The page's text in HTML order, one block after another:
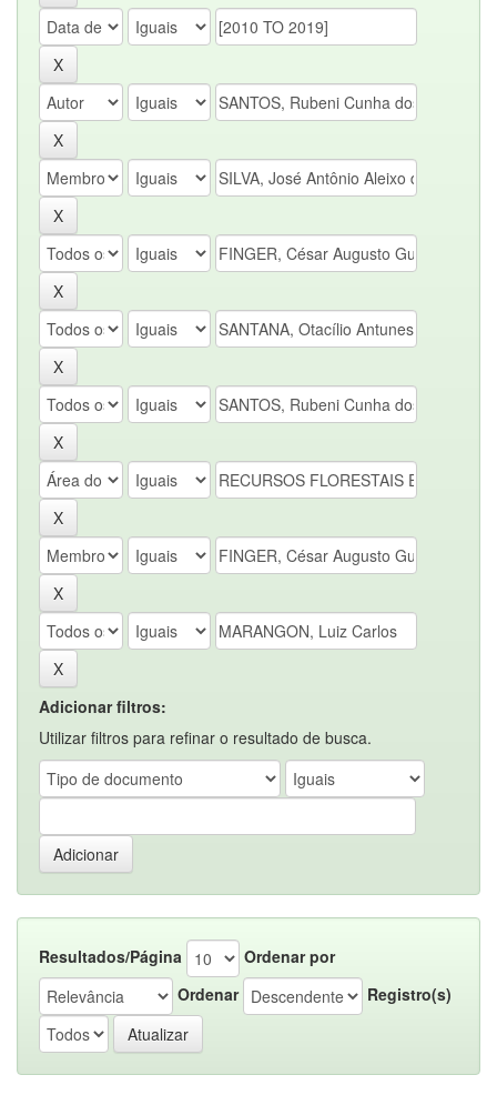
Adicionar filtros:
Utilizar filtros para refinar o resultado de busca.
Resultados/Página
Ordenar por
Ordenar
Registro(s)